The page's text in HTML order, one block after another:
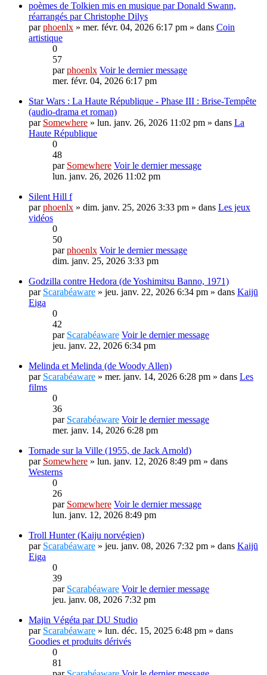
poèmes de Tolkien mis en musique par Donald Swann,
réarrangés par Christophe Dilys
parphoenlx » mer. févr. 04, 2026 6:17 pm » dans Coin
artistique
0
57
parphoenlx Voir le dernier message
mer. févr. 04, 2026 6:17 pm
Star Wars : La Haute République - Phase III : Brise-Tempête
(audio-drama et roman)
par Somewhere » lun. janv. 26, 2026 11:02 pm » dans La
Haute République
0
48
par Somewhere Voir le dernier message
lun. janv. 26, 2026 11:02 pm
Silent Hill f
parphoenlx » dim. janv. 25, 2026 3:33 pm » dans Les jeux
vidéos
0
50
parphoenlx Voir le dernier message
dim. janv. 25, 2026 3:33 pm
Godzilla contre Hedora (de Yoshimitsu Banno, 1971)
par Scarabéaware » jeu. janv. 22, 2026 6:34 pm » dans Kaijū
Eiga
0
42
par Scarabéaware Voir le dernier message
jeu. janv. 22, 2026 6:34 pm
Melinda et Melinda (de Woody Allen)
par Scarabéaware » mer. janv. 14, 2026 6:28 pm » dans Les
films
0
36
par Scarabéaware Voir le dernier message
mer. janv. 14, 2026 6:28 pm
Tornade sur la Ville (1955, de Jack Arnold)
par Somewhere » lun. janv. 12, 2026 8:49 pm » dans
Westerns
0
26
par Somewhere Voir le dernier message
lun. janv. 12, 2026 8:49 pm
Troll Hunter (Kaiju norvégien)
par Scarabéaware » jeu. janv. 08, 2026 7:32 pm » dans Kaijū
Eiga
0
39
par Scarabéaware Voir le dernier message
jeu. janv. 08, 2026 7:32 pm
Majin Végéta par DU Studio
par Scarabéaware » lun. déc. 15, 2025 6:48 pm » dans
Goodies et produits dérivés
0
81